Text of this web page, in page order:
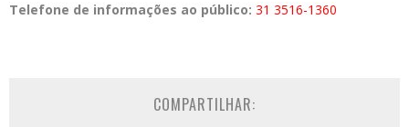
Telefone de informações ao público: 31 3516-1360
COMPARTILHAR: